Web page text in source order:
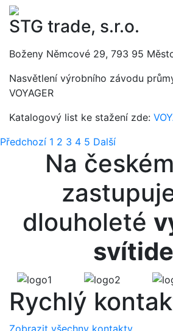
STG trade, s.r.o.
Boženy Němcové 29, 793 95
Nasvětlení výrobního závodu
VOYAGER
Katalogový list ke stažení zde:
Předchozí 1 2 3 4 5 Další
Na
dlouholeté
Rychlý
Zobrazit všechny kontakty